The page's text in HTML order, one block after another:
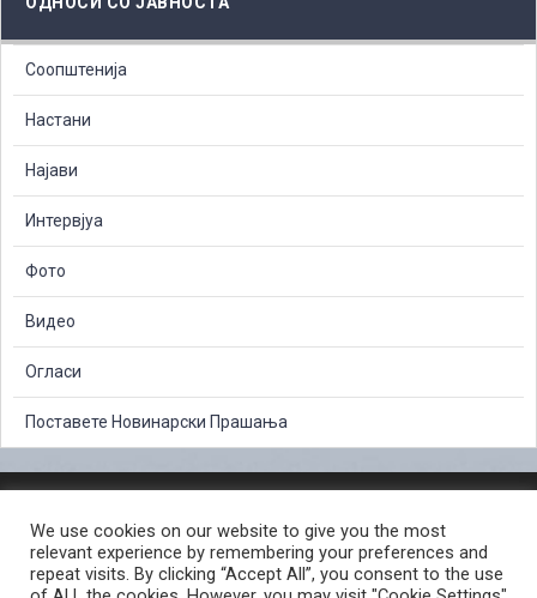
Соопштенија
Настани
Најави
Интервјуа
Фото
Видео
Огласи
Поставете Новинарски Прашања
СЛОБОДЕН ПРИСТАП ДО ИНФОРМАЦИИ ОД ЈАВЕН КАРАКТЕР
ПОСТАПКА ЗА ПРИЈАВА НА КРИВИЧНО ДЕЛО
КОРИСНИ ЛИНКОВИ
We use cookies on our website to give you the most
relevant experience by remembering your preferences and
repeat visits. By clicking “Accept All”, you consent to the use